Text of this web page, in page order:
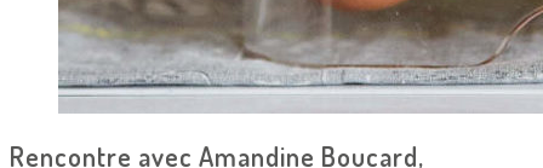
Votre Babymoon en Grand-Est
Rencontre avec Amandine Boucard,